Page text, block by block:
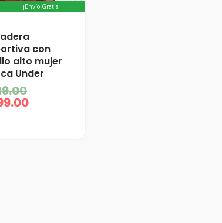
¡Envío Gratis!
con
alto mujer
Under
precio
original
era:
$619.00.
El
precio
actual
es:
$399.00.